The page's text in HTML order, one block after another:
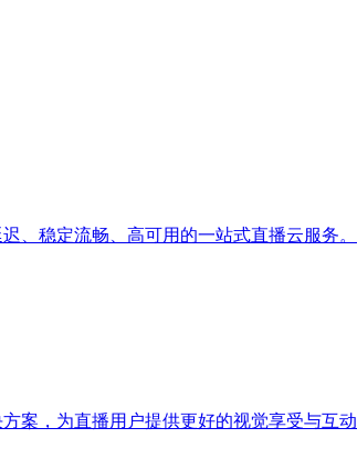
、稳定流畅、高可用的一站式直播云服务。
案，为直播用户提供更好的视觉享受与互动